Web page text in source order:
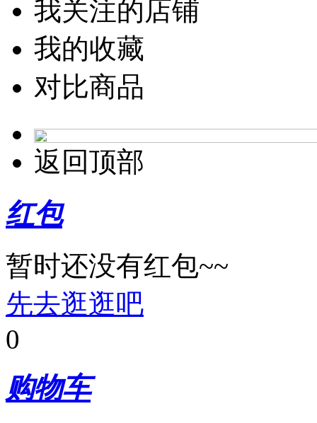
我关注的店铺
我的收藏
对比商品
返回顶部
红包
暂时还没有红包~~
先去逛逛吧
0
购物车